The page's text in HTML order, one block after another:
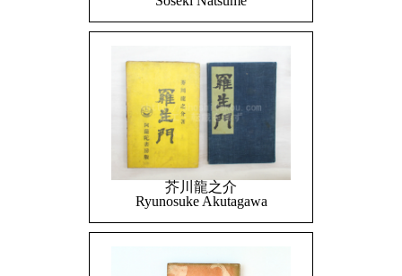
芥川龍之介
Ryunosuke Akutagawa